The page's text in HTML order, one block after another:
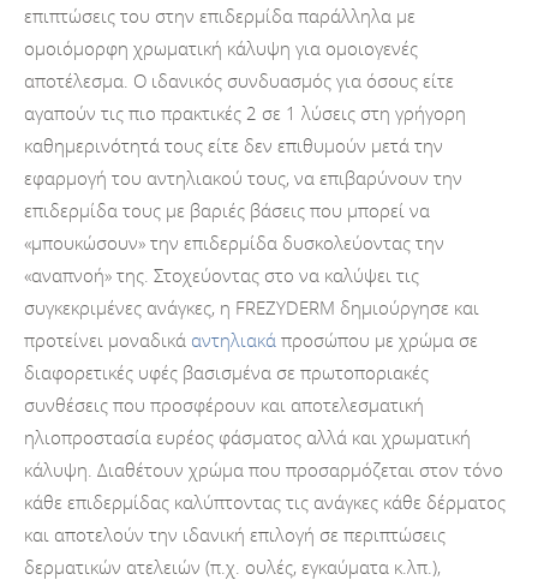
επιπτώσεις του στην επιδερμίδα παράλληλα με
ομοιόμορφη χρωματική κάλυψη για ομοιογενές
αποτέλεσμα. Ο ιδανικός συνδυασμός για όσους είτε
αγαπούν τις πιο πρακτικές 2 σε 1 λύσεις στη γρήγορη
καθημερινότητά τους είτε δεν επιθυμούν μετά την
εφαρμογή του αντηλιακού τους, να επιβαρύνουν την
επιδερμίδα τους με βαριές βάσεις που μπορεί να
«μπουκώσουν» την επιδερμίδα δυσκολεύοντας την
«αναπνοή» της. Στοχεύοντας στο να καλύψει τις
συγκεκριμένες ανάγκες, η FREZYDERM δημιούργησε και
προτείνει μοναδικά αντηλιακά προσώπου με χρώμα σε
διαφορετικές υφές βασισμένα σε πρωτοποριακές
συνθέσεις που προσφέρουν και αποτελεσματική
ηλιοπροστασία ευρέος φάσματος αλλά και χρωματική
κάλυψη. Διαθέτουν χρώμα που προσαρμόζεται στον τόνο
κάθε επιδερμίδας καλύπτοντας τις ανάγκες κάθε δέρματος
και αποτελούν την ιδανική επιλογή σε περιπτώσεις
δερματικών ατελειών (π.χ. ουλές, εγκαύματα κ.λπ.),